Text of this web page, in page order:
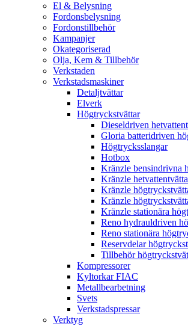
El & Belysning
Fordonsbelysning
Fordonstillbehör
Kampanjer
Okategoriserad
Olja, Kem & Tillbehör
Verkstaden
Verkstadsmaskiner
Detaljtvättar
Elverk
Högtryckstvättar
Dieseldriven
Gloria batteridriven
Högtrycksslangar
Hotbox
Kränzle bensindrivna
Kränzle
Kränzle
Kränzle
Kränzle stationära
Reno hydrauldriven
Reno stationära
Reservdelar
Tillbehör
Kompressorer
Kyltorkar FIAC
Metallbearbetning
Svets
Verkstadspressar
Verktyg